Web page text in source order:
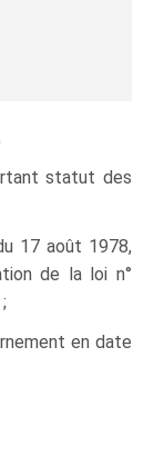
statut des
17 août 1978,
de la loi n°
en date